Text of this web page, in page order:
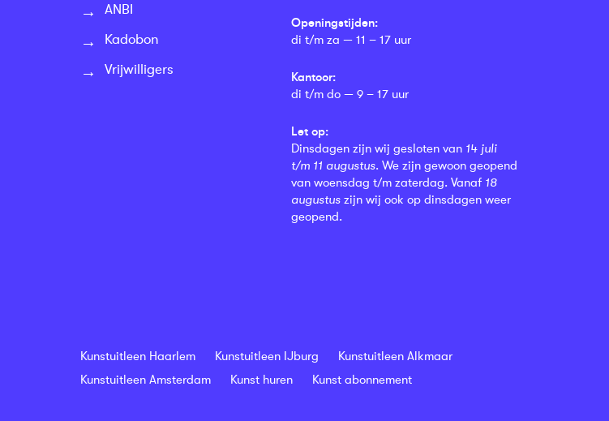
ANBI
Kadobon
Vrijwilligers
Openingstijden:
di t/m za — 11 – 17 uur
Kantoor:
di t/m do — 9 – 17 uur
Let op:
Dinsdagen zijn wij gesloten van 14 juli
t/m 11 augustus. We zijn gewoon geopend
van woensdag t/m zaterdag. Vanaf 18
augustus zijn wij ook op dinsdagen weer
geopend.
Kunstuitleen Haarlem Kunstuitleen IJburg
Kunstuitleen Alkmaar
Kunstuitleen Amsterdam
Kunst huren Kunst abonnement